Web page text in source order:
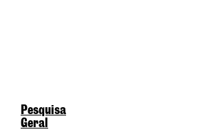
Pesquisa
Geral